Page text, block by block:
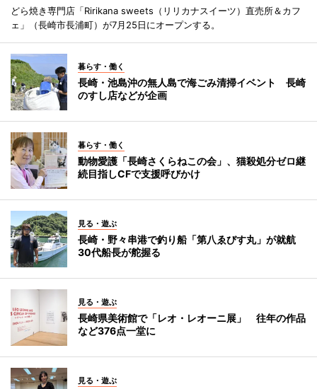
どら焼き専門店「Ririkana sweets（リリカナスイーツ）直売所＆カフ
ェ」（長崎市長浦町）が7月25日にオープンする。
暮らす・働く
長崎・池島沖の無人島で海ごみ清掃イベント 長崎
のすし店などが企画
暮らす・働く
動物愛護「長崎さくらねこの会」、猫殺処分ゼロ継
続目指しCFで支援呼びかけ
見る・遊ぶ
長崎・野々串港で釣り船「第八ゑびす丸」が就航
30代船長が舵握る
見る・遊ぶ
長崎県美術館で「レオ・レオーニ展」 往年の作品
など376点一堂に
見る・遊ぶ